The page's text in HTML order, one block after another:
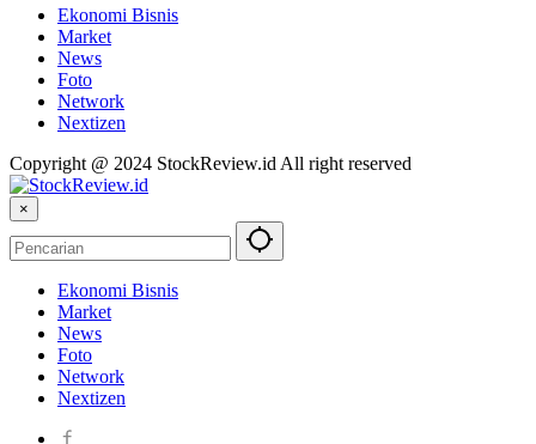
Ekonomi Bisnis
Market
News
Foto
Network
Nextizen
Copyright @ 2024 StockReview.id All right reserved
×
Ekonomi Bisnis
Market
News
Foto
Network
Nextizen